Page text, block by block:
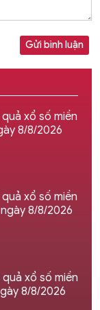
Gửi bình luận
xổ số miền
8/8/2026
xổ số miền
8/8/2026
xổ số miền
8/8/2026